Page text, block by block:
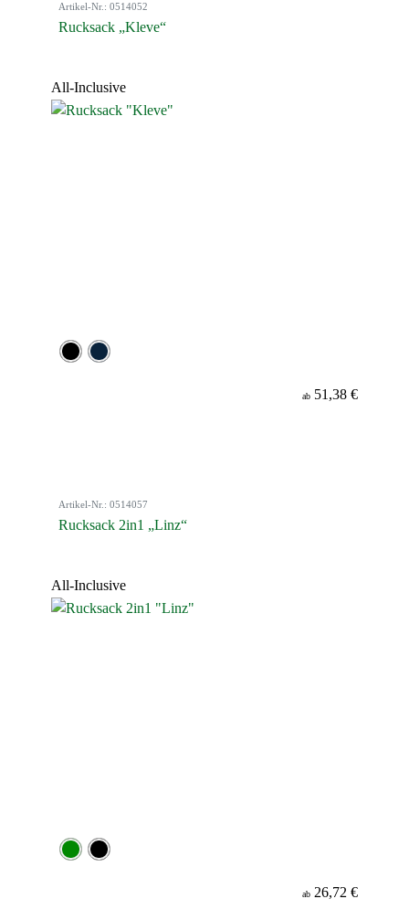
Artikel-Nr.: 0514052
Rucksack „Kleve“
All-Inclusive
ab 51,38 €
Artikel-Nr.: 0514057
Rucksack 2in1 „Linz“
All-Inclusive
ab 26,72 €